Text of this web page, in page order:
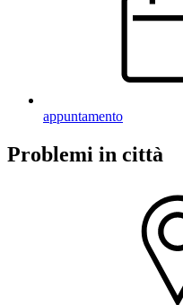
appuntamento
Problemi in città